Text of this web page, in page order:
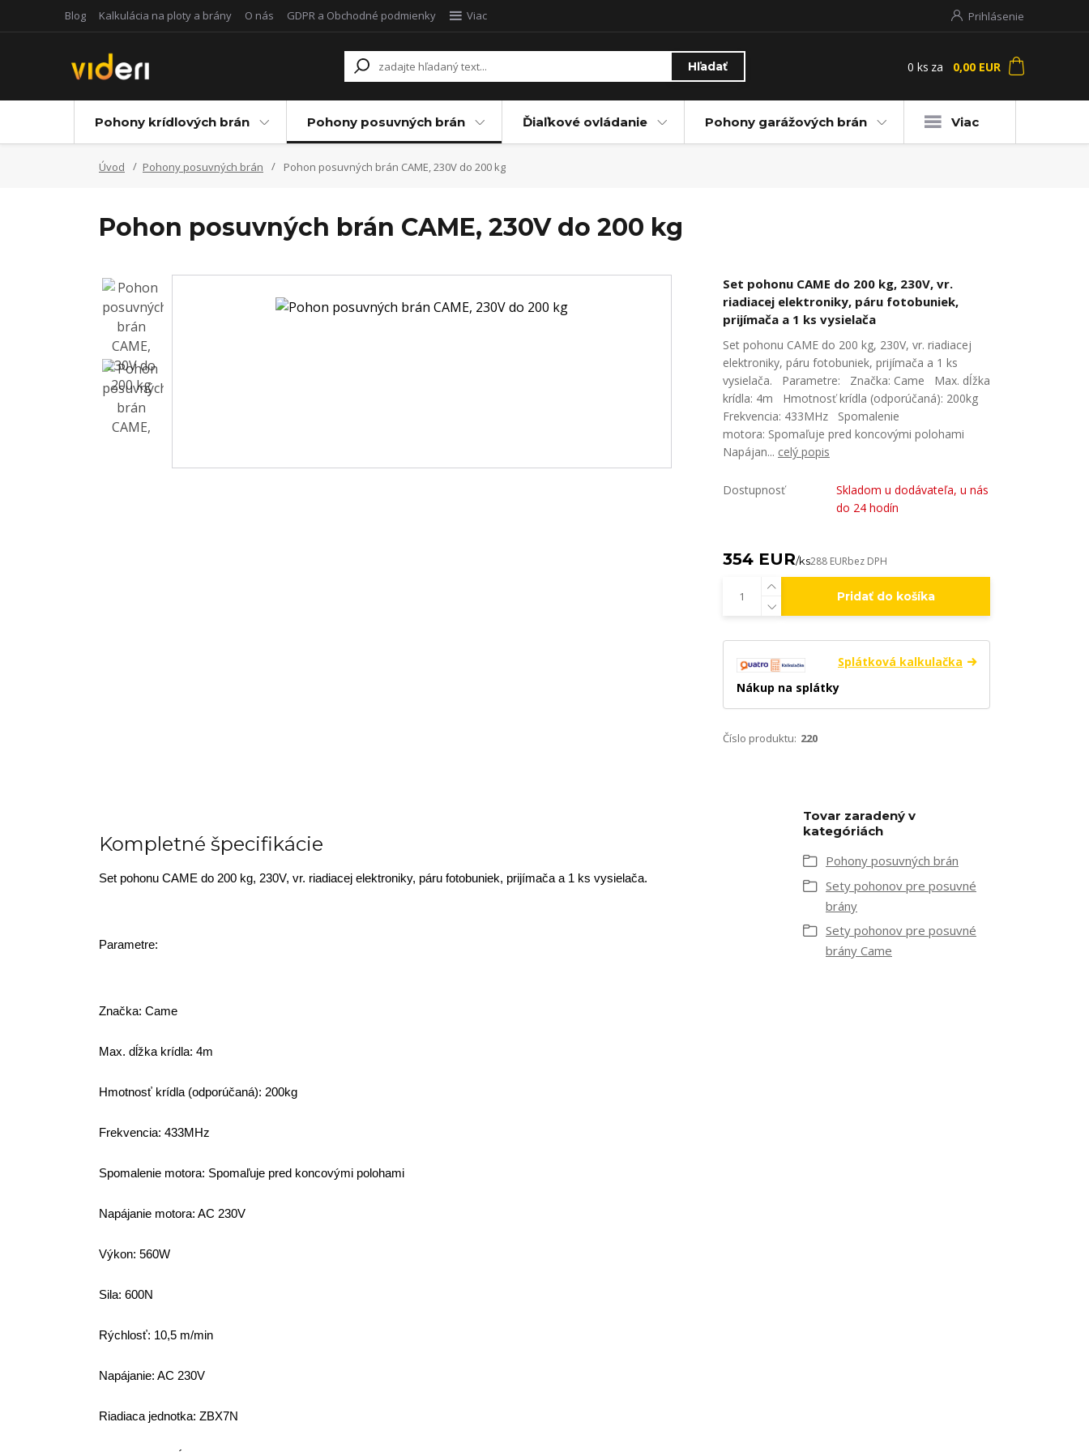
Blog Kalkulácia na ploty a brány O nás GDPR a Obchodné podmienky Viac Prihlásenie
Hľadať 0 ks za 0,00 EUR
Pohony krídlových brán Pohony posuvných brán Ďiaľkové ovládanie Pohony garážových brán Viac
Úvod Pohony posuvných brán Pohon posuvných brán CAME, 230V do 200 kg
Pohon posuvných brán CAME, 230V do 200 kg
Set pohonu CAME do 200 kg, 230V, vr.
riadiacej elektroniky, páru fotobuniek,
prijímača a 1 ks vysielača
Set pohonu CAME do 200 kg, 230V, vr. riadiacej
elektroniky, páru fotobuniek, prijímača a 1 ks
vysielača. Parametre: Značka: Came Max. dĺžka
krídla: 4m Hmotnosť krídla (odporúčaná): 200kg
Frekvencia: 433MHz Spomalenie
motora: Spomaľuje pred koncovými polohami
Napájan... celý popis
Dostupnosť
Skladom u dodávateľa, u nás
do 24 hodín
354 EUR/ks288 EURbez DPH
Pridať do košíka
Splátková kalkulačka
Nákup na splátky
Číslo produktu: 220
Kompletné špecifikácie
Set pohonu CAME do 200 kg, 230V, vr. riadiacej elektroniky, páru fotobuniek, prijímača a 1 ks vysielača.
Parametre:
Značka: Came
Max. dĺžka krídla: 4m
Hmotnosť krídla (odporúčaná): 200kg
Frekvencia: 433MHz
Spomalenie motora: Spomaľuje pred koncovými polohami
Napájanie motora: AC 230V
Výkon: 560W
Sila: 600N
Rýchlosť: 10,5 m/min
Napájanie: AC 230V
Riadiaca jednotka: ZBX7N
Tovar zaradený v
kategóriách
Pohony posuvných brán
Sety pohonov pre posuvné
brány
Sety pohonov pre posuvné
brány Came